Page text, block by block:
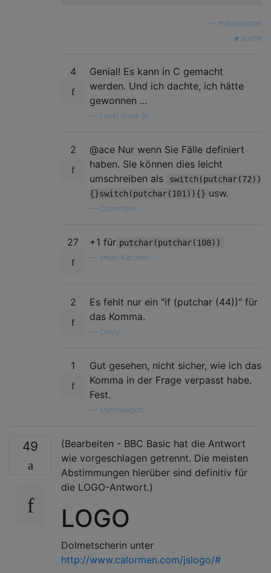
mattnewport
quelle
4
Genial! Es kann in C gemacht
werden. Und ich dachte, ich hätte
gewonnen ...
Level River St
2
@ace Nur wenn Sie Fälle definiert
haben. Sie können dies leicht
umschreiben als
switch(putchar(72))
{}switch(putchar(101)){} usw.
Comintern
27 +1 für putchar(putchar(108))
Ilmari Karonen
2
Es fehlt nur ein "if (putchar (44))" für
das Komma.
Desty
1
Gut gesehen, nicht sicher, wie ich das
Komma in der Frage verpasst habe.
Fest.
Mattnewport
49
(Bearbeiten - BBC Basic hat die Antwort
wie vorgeschlagen getrennt. Die meisten
Abstimmungen hierüber sind definitiv für
die LOGO-Antwort.)
LOGO
Dolmetscherin unter
http://www.calormen.com/jslogo/#